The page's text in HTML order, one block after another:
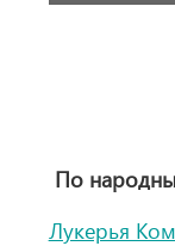
По
Лукерья